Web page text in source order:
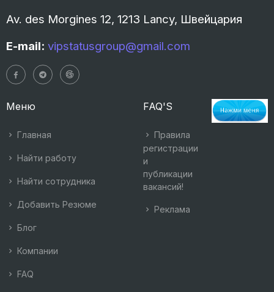
Av. des Morgines 12, 1213 Lancy, Швейцария
E-mail: vipstatusgroup@gmail.com
Меню
Главная
Найти работу
Найти сотрудника
Добавить Резюме
Блог
Компании
FAQ
FAQ'S
Правила
регистрации
и
публикации
вакансий!
Реклама